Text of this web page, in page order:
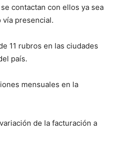
contactan con ellos ya sea
vía presencial.
11 rubros en las ciudades
país.
mensuales en la
de la facturación a